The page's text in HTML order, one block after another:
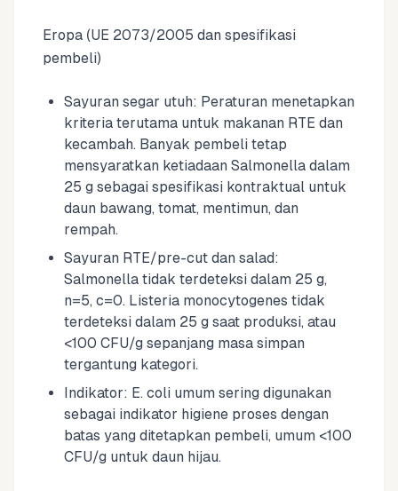
Eropa (UE 2073/2005 dan spesifikasi
pembeli)
Sayuran segar utuh: Peraturan menetapkan
kriteria terutama untuk makanan RTE dan
kecambah. Banyak pembeli tetap
mensyaratkan ketiadaan Salmonella dalam
25 g sebagai spesifikasi kontraktual untuk
daun bawang, tomat, mentimun, dan
rempah.
Sayuran RTE/pre-cut dan salad:
Salmonella tidak terdeteksi dalam 25 g,
n=5, c=0. Listeria monocytogenes tidak
terdeteksi dalam 25 g saat produksi, atau
<100 CFU/g sepanjang masa simpan
tergantung kategori.
Indikator: E. coli umum sering digunakan
sebagai indikator higiene proses dengan
batas yang ditetapkan pembeli, umum <100
CFU/g untuk daun hijau.